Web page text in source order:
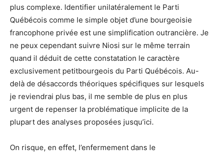
plus complexe. Identifier unilatéralement le Parti
Québécois comme le simple objet d’une bourgeoisie
francophone privée est une simplification outrancière. Je
ne peux cependant suivre Niosi sur le même terrain
quand il déduit de cette constatation le caractère
exclusivement petitbourgeois du Parti Québécois. Au-
delà de désaccords théoriques spécifiques sur lesquels
je reviendrai plus bas, il me semble de plus en plus
urgent de repenser la problématique implicite de la
plupart des analyses proposées jusqu’ici.
On risque, en effet, l’enfermement dans le